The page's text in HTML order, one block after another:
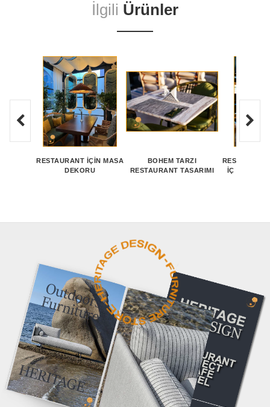
İlgili Ürünler
RESTAURANT İÇIN MASA
DEKORU
BOHEM TARZI
RESTAURANT TASARIMI
RESTORAN
İÇ TASARIM